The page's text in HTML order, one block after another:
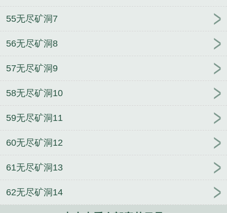
55无尽矿洞7
56无尽矿洞8
57无尽矿洞9
58无尽矿洞10
59无尽矿洞11
60无尽矿洞12
61无尽矿洞13
62无尽矿洞14